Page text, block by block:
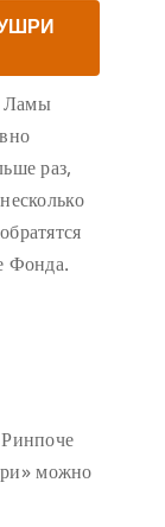
Ламы
раз,
Фонда.
можно